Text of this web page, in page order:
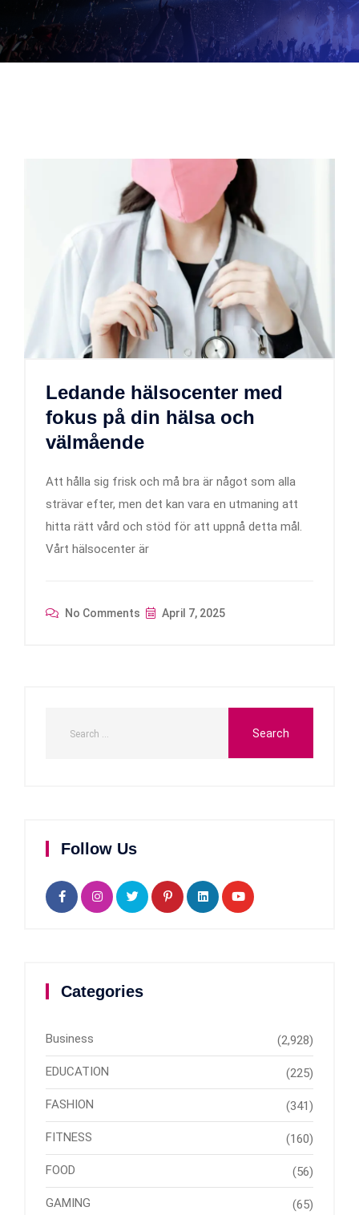
Ledande hälsocenter med
fokus på din hälsa och
välmående
Att hålla sig frisk och må bra är något som alla
strävar efter, men det kan vara en utmaning att
hitta rätt vård och stöd för att uppnå detta mål.
Vårt hälsocenter är
No Comments April 7, 2025
Follow Us
Categories
Business (2,928)
EDUCATION (225)
FASHION (341)
FITNESS (160)
FOOD (56)
GAMING (65)